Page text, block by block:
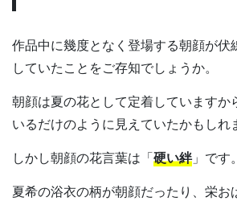
作品中に幾度となく登場する朝顔が伏
していたことをご存知でしょうか。
朝顔は夏の花として定着していますか
いるだけのように見えていたかもしれ
しかし朝顔の花言葉は「硬い絆」です。
夏希の浴衣の柄が朝顔だったり、栄お